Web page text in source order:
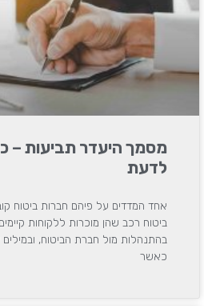
מסמך היעדר תביעות –
לדעת
אחד המדדים על פיהם חברות ביטוח
ביטוח רכב שהן מוכרות ללקוחות
בהתנהלות מול חברת הביטוח,
כאשר